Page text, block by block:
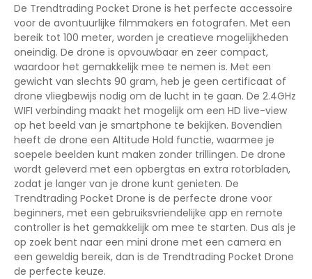
De Trendtrading Pocket Drone is het perfecte accessoire
voor de avontuurlijke filmmakers en fotografen. Met een
bereik tot 100 meter, worden je creatieve mogelijkheden
oneindig. De drone is opvouwbaar en zeer compact,
waardoor het gemakkelijk mee te nemen is. Met een
gewicht van slechts 90 gram, heb je geen certificaat of
drone vliegbewijs nodig om de lucht in te gaan. De 2.4GHz
WIFI verbinding maakt het mogelijk om een HD live-view
op het beeld van je smartphone te bekijken. Bovendien
heeft de drone een Altitude Hold functie, waarmee je
soepele beelden kunt maken zonder trillingen. De drone
wordt geleverd met een opbergtas en extra rotorbladen,
zodat je langer van je drone kunt genieten. De
Trendtrading Pocket Drone is de perfecte drone voor
beginners, met een gebruiksvriendelijke app en remote
controller is het gemakkelijk om mee te starten. Dus als je
op zoek bent naar een mini drone met een camera en
een geweldig bereik, dan is de Trendtrading Pocket Drone
de perfecte keuze.